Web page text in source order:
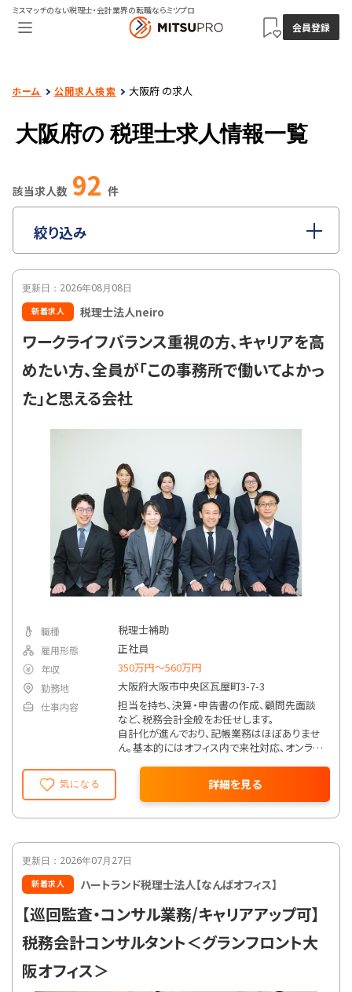
ミスマッチのない税理士・会計業界の転職ならミツプロ
会員登録
ホーム 公開求人検索 大阪府 の求人
大阪府の 税理士求人情報一覧
更新日：2026年08月08日
新着求人 税理士法人neiro
ワークライフバランス重視の方、キャリアを高
めたい方、全員が「この事務所で働いてよかっ
た」と思える会社
気になる 詳細を見る
職種 税理士補助
雇用形態 正社員
年収 350万円〜560万円
勤務地 大阪府大阪市中央区瓦屋町3-7-3
仕事内容
担当を持ち、決算・申告書の作成、顧問先面談
など、税務会計全般をお任せします。
自計化が進んでおり、記帳業務はほぼありませ
ん。基本的にはオフィス内で来社対応、オンライ
で顧問先対応を行います。
またスキルや経験、意欲に応じて相続や事業承
継、財務コンサルティング、新規事業立上などに
も携わっていただけます。
【在宅勤務制度】
・試用期間終了後、週1日在宅勤務可能
可能
【業務内容】
変更の範囲：業務範囲の限定はない
雇入れ直後：本社
更新日：2026年07月27日
新着求人 ハートランド税理士法人【なんばオフィス】
【巡回監査・コンサル業務/キャリアアップ可】
税務会計コンサルタント＜グランフロント大
阪オフィス＞
該当求人数 92 件
絞り込み
職種 指定なし
雇用形態
年収
勤務地 指定なし